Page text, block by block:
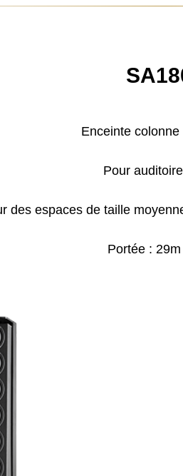
Enceinte colonne
Pour
des espaces de taille
Portée :